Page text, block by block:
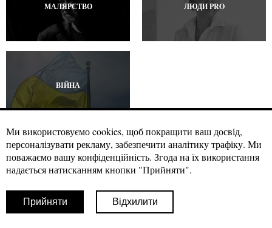
МАЛЯРСТВО ЛЮДИ PRO
ВІЙНА
Матеріали craftmagazine.net можна використовувати за вільною
ліцензієюCreative Commons із зазначенням авторства, CC BY.
джерело в першому чи другому абзаці вашої публікації.
Фотоматеріали можливо використовувати з прямим посиланням на
наш сайт із зазначенням авторства
Ми використовуємо cookies, щоб покращити ваш досвід,
персоналізувати рекламу, забезпечити аналітику трафіку. Ми
поважаємо вашу конфіденційність. Згода на їх використання
надається натисканням кнопки "Прийняти".
Прийняти Відхилити